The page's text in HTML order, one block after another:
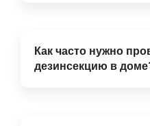
Как часто нужно
дезинсекцию в